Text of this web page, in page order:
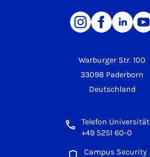
Warburger Str. 100
33098 Paderborn
Deutschland
Telefon Universität
+49 5251 60-0
Campus Security